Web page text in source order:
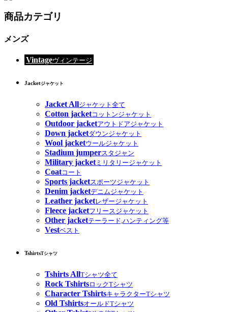
商品カテゴリ
メンズ
Vintageヴィンテージ
Jacketジャケット
Jacket Allジャケット全て
Cotton jacketコットンジャケット
Outdoor jacketアウトドアジャケット
Down jacketダウンジャケット
Wool jacketウールジャケット
Stadium jumperスタジャン
Military jacketミリタリージャケット
Coatコート
Sports jacketスポーツジャケット
Denim jacketデニムジャケット
Leather jacketレザージャケット
Fleece jacketフリースジャケット
Other jacketテーラード,ハンティング等
Vestベスト
TshirtsTシャツ
Tshirts AllTシャツ全て
Rock TshirtsロックTシャツ
Character TshirtsキャラクターTシャツ
Old TshirtsオールドTシャツ